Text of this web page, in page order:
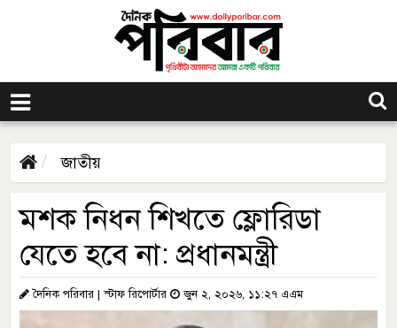
জাতীয়
মশক নিধন শিখতে ফ্লোরিডা
যেতে হবে না: প্রধানমন্ত্রী
দৈনিক পরিবার | স্টাফ রিপোর্টার জুন ২, ২০২৬, ১১:২৭ এএম